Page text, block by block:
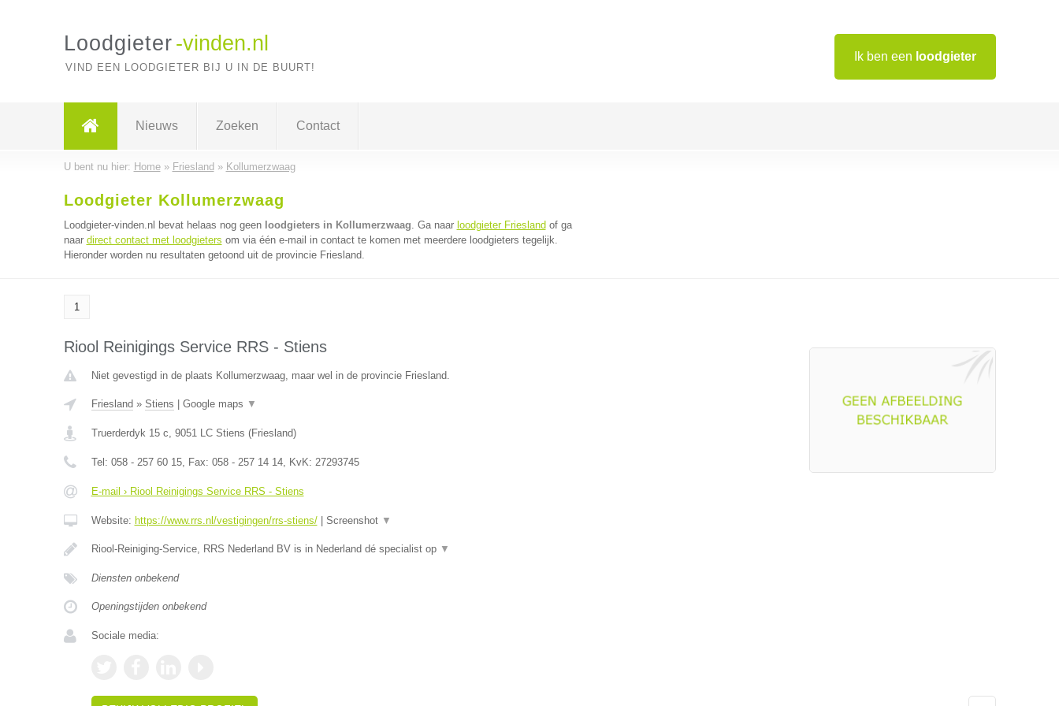
Ik ben een loodgieter
Loodgieter -vinden.nl
VIND EEN LOODGIETER BIJ U IN DE BUURT!
Nieuws Zoeken Contact
U bent nu hier: Home» Friesland » Kollumerzwaag
Loodgieter Kollumerzwaag
Loodgieter-vinden.nl bevat helaas nog geen loodgieters in Kollumerzwaag. Ga naar loodgieter Friesland of ga
naar direct contact met loodgieters om via één e-mail in contact te komen met meerdere loodgieters tegelijk.
Hieronder worden nu resultaten getoond uit de provincie Friesland.
1
Riool Reinigings Service RRS - Stiens
Niet gevestigd in de plaats Kollumerzwaag, maar wel in de provincie Friesland.
Friesland » Stiens Google maps ▼
Truerderdyk 15 c, 9051 LC Stiens (Friesland)
Tel: 058 - 257 60 15, Fax: 058 - 257 14 14, KvK: 27293745
E-mail › Riool Reinigings Service RRS - Stiens
Website: https://www.rrs.nl/vestigingen/rrs-stiens/| Screenshot ▼
Riool-Reiniging-Service, RRS Nederland BV is in Nederland dé specialist op ▼
Diensten onbekend
Openingstijden onbekend
Sociale media: